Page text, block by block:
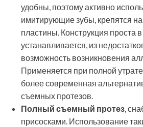
удобны, поэтому активно
имитирующие зубы, крепятся
пластины. Конструкция проста
устанавливается, из
возможность возникновения
Применяется при полной
более современная
съемных протезов.
Полный съемный протез,
присосками. Использование